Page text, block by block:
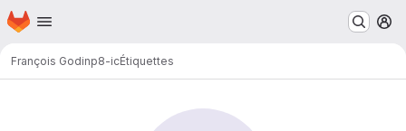
Passer au contenu principal
Page d'accueil
François Godinp8-icÉtiquettes